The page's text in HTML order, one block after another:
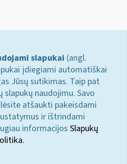
slapukai (angl.
įdiegiami automatiškai
Jūsų sutikimas. Taip pat
naudojimu. Savo
atšaukti pakeisdami
ir ištrindami
informacijos Slapukų